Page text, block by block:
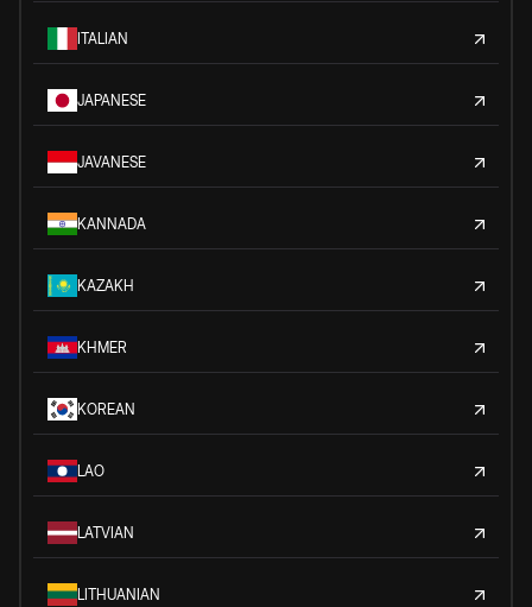
ITALIAN
JAPANESE
JAVANESE
KANNADA
KAZAKH
KHMER
KOREAN
LAO
LATVIAN
LITHUANIAN